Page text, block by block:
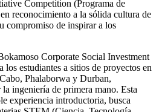
Competition (Programa de
reconocimiento a la sólida cultura de
compromiso de inspirar a los
Corporate Social Investment
estudiantes a sitios de proyectos en
Phalaborwa y Durban,
ingeniería de primera mano. Esta
experiencia introductoria, busca